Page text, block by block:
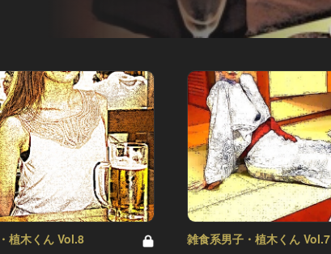
植木くん Vol.8 雑食系男子・植木くん Vol.7